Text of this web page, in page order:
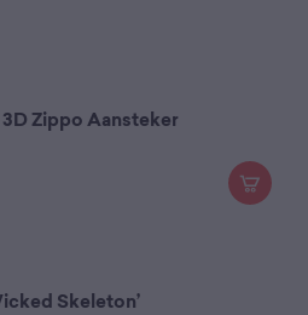
Zippo Aansteker
Skeleton’